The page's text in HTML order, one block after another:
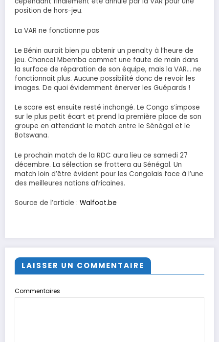
position de hors-jeu.
La VAR ne fonctionne pas
Le Bénin aurait bien pu obtenir un penalty à l’heure de
jeu. Chancel Mbemba commet une faute de main dans
la surface de réparation de son équipe, mais la VAR… ne
fonctionnait plus. Aucune possibilité donc de revoir les
images. De quoi évidemment énerver les Guépards !
Le score est ensuite resté inchangé. Le Congo s’impose
sur le plus petit écart et prend la première place de son
groupe en attendant le match entre le Sénégal et le
Botswana.
Le prochain match de la RDC aura lieu ce samedi 27
décembre. La sélection se frottera au Sénégal. Un
match loin d’être évident pour les Congolais face à l’une
des meilleures nations africaines.
Source de l’article : Walfoot.be
LAISSER UN COMMENTAIRE
Commentaires